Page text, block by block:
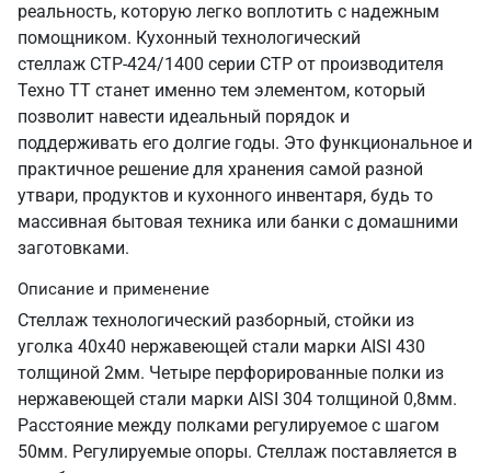
реальность, которую легко воплотить с надежным
помощником. Кухонный технологический
стеллаж СТР-424/1400 серии СТР от производителя
Техно ТТ станет именно тем элементом, который
позволит навести идеальный порядок и
поддерживать его долгие годы. Это функциональное и
практичное решение для хранения самой разной
утвари, продуктов и кухонного инвентаря, будь то
массивная бытовая техника или банки с домашними
заготовками.
Описание и применение
Стеллаж технологический разборный, стойки из
уголка 40х40 нержавеющей стали марки AISI 430
толщиной 2мм. Четыре перфорированные полки из
нержавеющей стали марки AISI 304 толщиной 0,8мм.
Расстояние между полками регулируемое с шагом
50мм. Регулируемые опоры. Стеллаж поставляется в